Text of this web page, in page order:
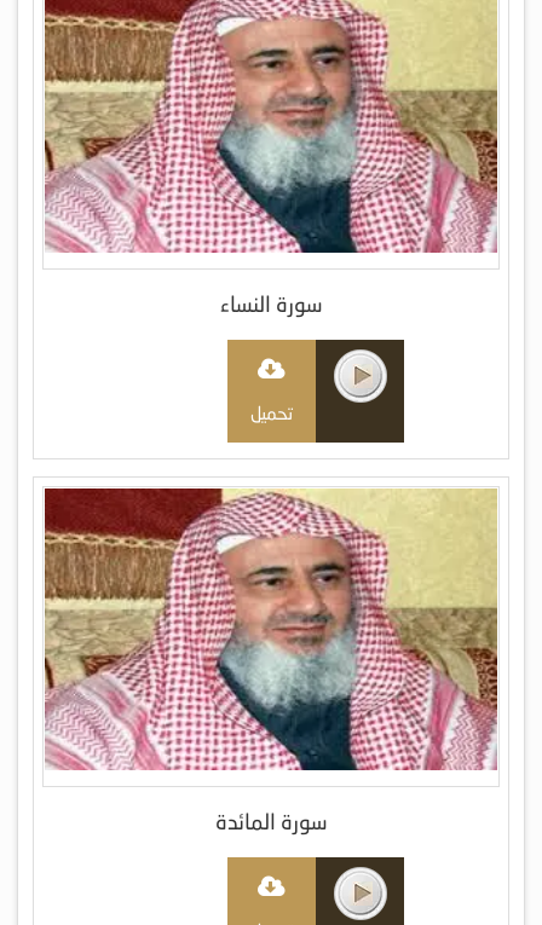
سورة النساء
تحميل
سورة المائدة